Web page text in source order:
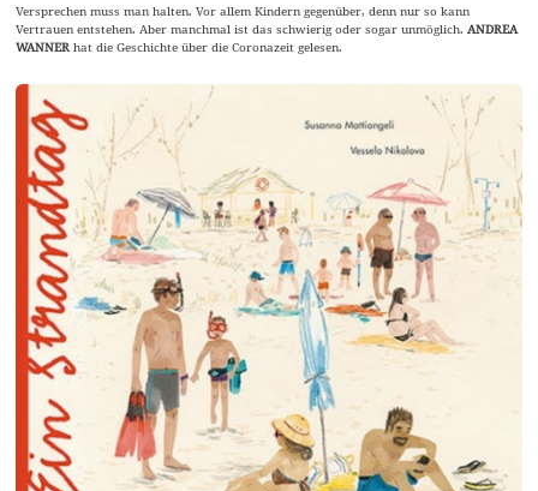
Versprechen muss man halten. Vor allem Kindern gegenüber, denn nur so kann
Vertrauen entstehen. Aber manchmal ist das schwierig oder sogar unmöglich. ANDREA
WANNERhat die Geschichte über die Coronazeit gelesen.